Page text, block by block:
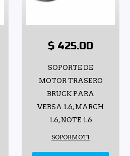
$ 425.00
SOPORTE DE
MOTOR TRASERO
BRUCK PARA
VERSA 1.6, MARCH
1.6, NOTE 1.6
SOPORMOT1